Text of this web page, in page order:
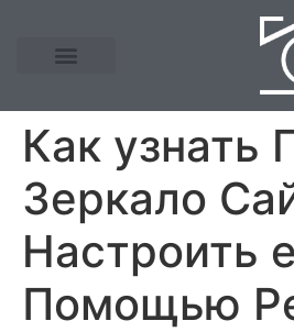
Как узнать
Зеркало
Настроить
Помощью